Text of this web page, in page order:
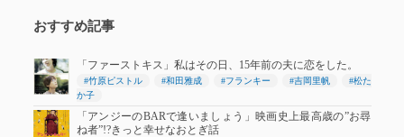
おすすめ記事
「ファーストキス」私はその日、15年前の夫に恋をした。
#竹原ピストル #和田雅成 #フランキー #吉岡里帆
#松た
か子
「アンジーのBARで逢いましょう」映画史上最高歳の”お尋
ね者”!?きっと幸せなおとぎ話